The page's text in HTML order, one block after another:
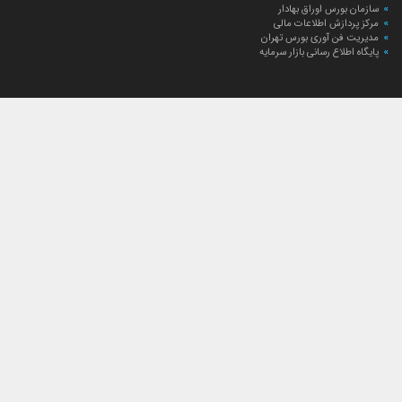
سازمان بورس اوراق بهادار
مرکز پردازش اطلاعات مالی
مدیریت فن آوری بورس تهران
پایگاه اطلاع رسانی بازار سرمایه
ارتباط با صندوق